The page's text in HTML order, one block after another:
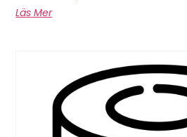
Läs Mer